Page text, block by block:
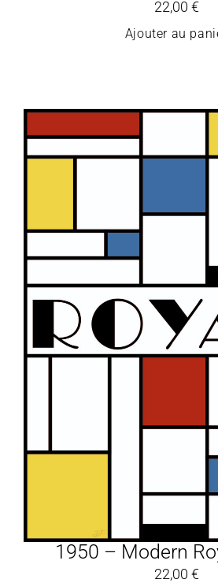
22,00 €
Ajouter au
1950 – Modern
22,00 €